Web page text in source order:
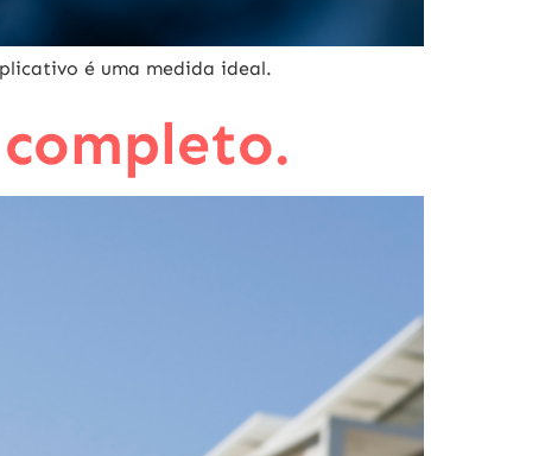
é uma medida ideal.